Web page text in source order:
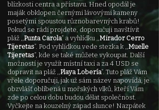
blízkosti centra a přístavu. Hned opodál je
maják obklopen černými lávovými kameny
posetými spoustou různobarevných krabů!
Pokud se rádi projdete, doporučuji navštívit
pláž ,,Punta Carola” a vyhlídku ,,Mirador Cerro
Tijeretas”. Pod vyhlídkou vede stezka k ,,Muelle
Tijeretas”, kde se také můžete vykoupat. Další
možností je využít místní taxi a za 4 USD se
dopravit na pláž ,,Playa Lobería”. Tuto pláž Vám
vřele doporučuji, jak už sám název napovídá, je
obzvlášť oblíbená u mořských vlků, kteří Vám
zde po celou dobu budou dělat společnost.
Vyčkejte na kouzelný západ slunce! Nazpátek